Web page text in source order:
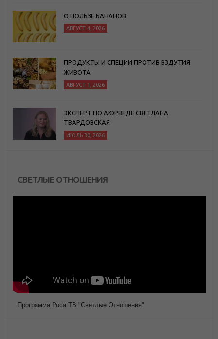
О ПОЛЬЗЕ БАНАНОВ
АВГУСТ 4, 2026
ПРОДУКТЫ И СПЕЦИИ ПРОТИВ ВЗДУТИЯ
ЖИВОТА
АВГУСТ 1, 2026
ЭКСПЕРТ ПО АЮРВЕДЕ СВЕТЛАНА
ТВАРДОВСКАЯ
ИЮЛЬ 30, 2026
СВЕТЛЫЕ ОТНОШЕНИЯ
Программа Роса ТВ "Светлые Отношения"